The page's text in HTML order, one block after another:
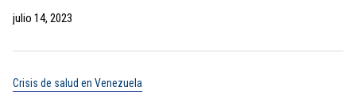
julio 14, 2023
Crisis de salud en Venezuela